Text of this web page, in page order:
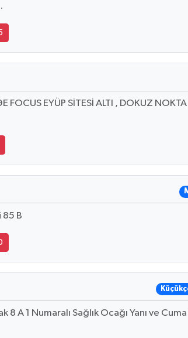
EYÜP SİTESİ ALTI , DOKUZ NOKTA
85 B
A 1 Numaralı Sağlık Ocağı Yanı ve Cuma